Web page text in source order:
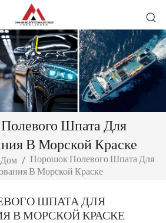
Шпата Для
В Морской Краске
Дом / Порошок Полевого Шпата Для
В Морской Краске
ШПАТА ДЛЯ
В МОРСКОЙ КРАСКЕ